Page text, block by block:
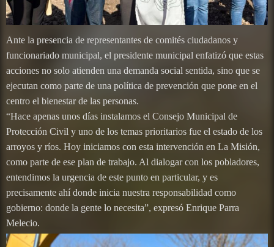
Ante la presencia de representantes de comités ciudadanos y
funcionariado municipal, el presidente municipal enfatizó que estas
acciones no solo atienden una demanda social sentida, sino que se
ejecutan como parte de una política de prevención que pone en el
centro el bienestar de las personas.
“Hace apenas unos días instalamos el Consejo Municipal de
Protección Civil y uno de los temas prioritarios fue el estado de los
arroyos y ríos. Hoy iniciamos con esta intervención en La Misión,
como parte de ese plan de trabajo. Al dialogar con los pobladores,
entendimos la urgencia de este punto en particular, y es
precisamente ahí donde inicia nuestra responsabilidad como
gobierno: donde la gente lo necesita”, expresó Enrique Parra
Melecio.